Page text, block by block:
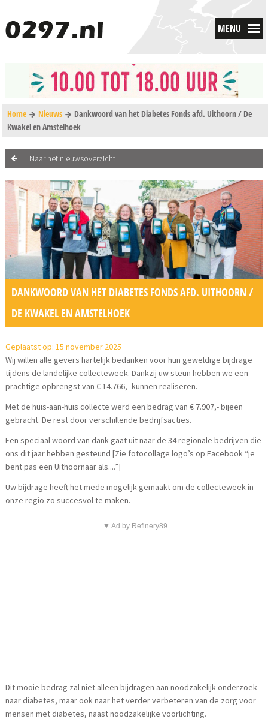
MENU
Home Nieuws
Dankwoord van het Diabetes Fonds afd. Uithoorn / De
Kwakel en Amstelhoek
Naar het nieuwsoverzicht
DANKWOORD VAN HET DIABETES FONDS AFD. UITHOORN /
DE KWAKEL EN AMSTELHOEK
Geplaatst op: 15 november 2025
Wij willen alle gevers hartelijk bedanken voor hun geweldige bijdrage
tijdens de landelijke collecteweek. Dankzij uw steun hebben we een
prachtige opbrengst van € 14.766,- kunnen realiseren.
Met de huis-aan-huis collecte werd een bedrag van € 7.907,- bijeen
gebracht. De rest door verschillende bedrijfsacties.
Een speciaal woord van dank gaat uit naar de 34 regionale bedrijven die
ons dit jaar hebben gesteund [Zie fotocollage logo’s op Facebook “je
bent pas een Uithoornaar als....”]
Uw bijdrage heeft het mede mogelijk gemaakt om de collecteweek in
onze regio zo succesvol te maken.
▼ Ad by Refinery89
Dit mooie bedrag zal niet alleen bijdragen aan noodzakelijk onderzoek
naar diabetes, maar ook naar het verder verbeteren van de zorg voor
mensen met diabetes, naast noodzakelijke voorlichting.